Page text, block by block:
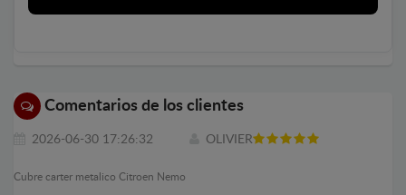
Comentarios de los clientes
2026-06-30 17:26:32 OLIVIER
Cubre carter metalico Citroen Nemo